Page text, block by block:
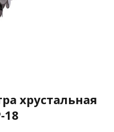
хрустальная
18